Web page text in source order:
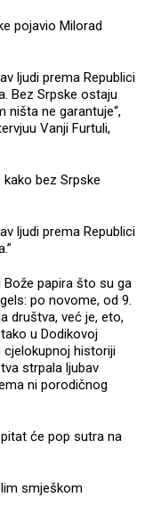
pojavio Milorad
ljudi prema Republici
Bez Srpske ostaju
ništa ne garantuje“,
Vanji Furtuli,
bez Srpske
ljudi prema Republici
Bože papira što su ga
po novome, od 9.
društva, već je, eto,
u Dodikovoj
cjelokupnoj historiji
strpala ljubav
ni porodičnog
će pop sutra na
smješkom